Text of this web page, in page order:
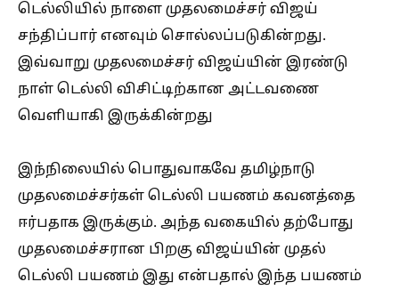
டெல்லியில் நாளை முதலமைச்சர் விஜய்
சந்திப்பார் எனவும் சொல்லப்படுகின்றது.
இவ்வாறு முதலமைச்சர் விஜய்யின் இரண்டு
நாள் டெல்லி விசிட்டிற்கான அட்டவணை
வெளியாகி இருக்கின்றது
இந்நிலையில் பொதுவாகவே தமிழ்நாடு
முதலமைச்சர்கள் டெல்லி பயணம் கவனத்தை
ஈர்பதாக இருக்கும். அந்த வகையில் தற்போது
முதலமைச்சரான பிறகு விஜய்யின் முதல்
டெல்லி பயணம் இது என்பதால் இந்த பயணம்